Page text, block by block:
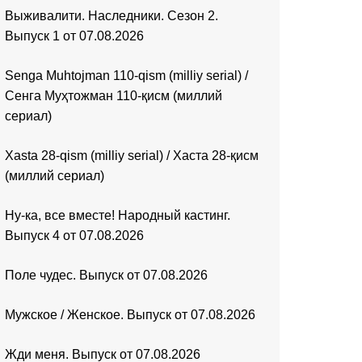
Выживалити. Наследники. Сезон 2.
Выпуск 1 от 07.08.2026
Senga Muhtojman 110-qism (milliy serial) /
Сенга Муҳтожман 110-қисм (миллий
сериал)
Xasta 28-qism (milliy serial) / Хаста 28-қисм
(миллий сериал)
Ну-ка, все вместе! Народный кастинг.
Выпуск 4 от 07.08.2026
Поле чудес. Выпуск от 07.08.2026
Мужское / Женское. Выпуск от 07.08.2026
Жди меня. Выпуск от 07.08.2026